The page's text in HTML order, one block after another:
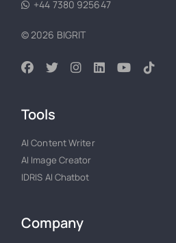
+44 7380 925647
© 2026 BIGRIT
Tools
AI Content Writer
AI Image Creator
IDRIS AI Chatbot
Company